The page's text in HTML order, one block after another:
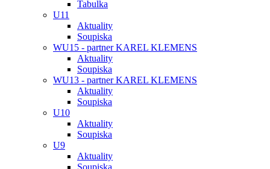
Tabulka
U11
Aktuality
Soupiska
WU15 - partner KAREL KLEMENS
Aktuality
Soupiska
WU13 - partner KAREL KLEMENS
Aktuality
Soupiska
U10
Aktuality
Soupiska
U9
Aktuality
Soupiska